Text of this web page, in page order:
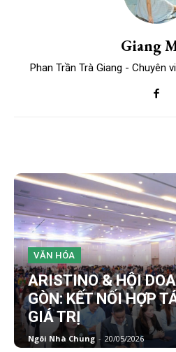
Giang
Phan Trần Trà Giang - Chuyên
VĂN HÓA
ARISTINO & HỘI
GÒN: KẾT NỐI HỢP
GIÁ TRỊ
Ngôi Nhà Chung - 20/05/2026